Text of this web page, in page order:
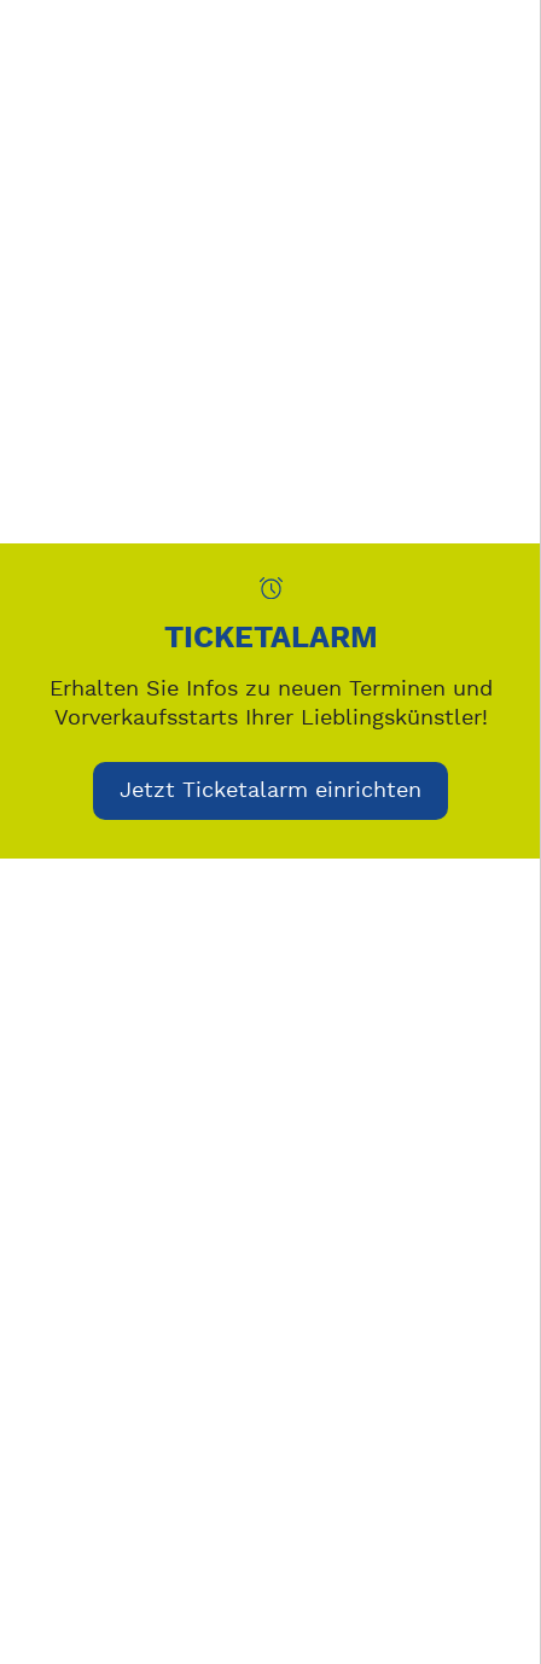
TICKETALARM
Erhalten Sie Infos zu neuen Terminen und
Vorverkaufsstarts Ihrer Lieblingskünstler!
Jetzt Ticketalarm einrichten